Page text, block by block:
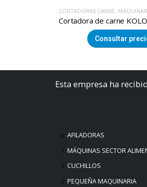
FREIDORAS,MAQUINARIA SECTOR
Consultar
Esta empresa ha
AFILADORAS
MÁQUINAS SECTOR
CUCHILLOS
PEQUEÑA MAQUINARIA